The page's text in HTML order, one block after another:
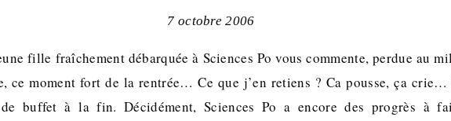
7 octobre 2006
fille fraîchement débarquée à Sciences Po vous commente, perdue au
ce moment fort de la rentrée… Ce que j’en retiens ? Ca pousse, ça crie…
buffet à la fin. Décidément, Sciences Po a encore des progrès à